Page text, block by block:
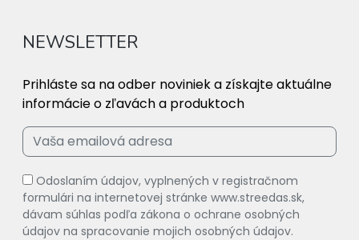
NEWSLETTER
Prihláste sa na odber noviniek a získajte aktuálne
informácie o zľavách a produktoch
Odoslaním údajov, vyplnených v registračnom
formulári na internetovej stránke www.streedas.sk,
dávam súhlas podľa zákona o ochrane osobných
údajov na spracovanie mojich osobných údajov.